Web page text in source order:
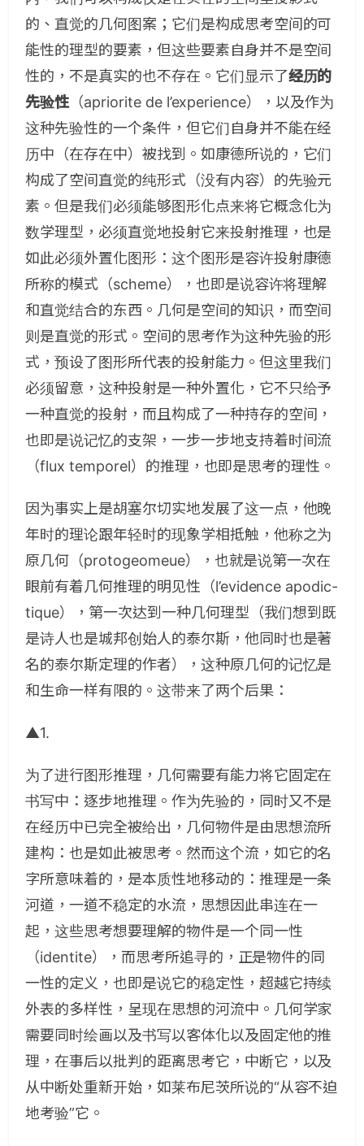
的、直觉的几何图案；它们是构成思考空间的可
能性的理型的要素，但这些要素自身并不是空间
性的，不是真实的也不存在。它们显示了经历的
先验性 （apriorite de l’experience），以及作为
这种先验性的一个条件，但它们自身并不能在经
历中（在存在中）被找到。如康德所说的，它们
构成了空间直觉的纯形式（没有内容）的先验元
素。但是我们必须能够图形化点来将它概念化为
数学理型，必须直觉地投射它来投射推理，也是
如此必须外置化图形：这个图形是容许投射康德
所称的模式（scheme），也即是说容许将理解
和直觉结合的东西。几何是空间的知识，而空间
则是直觉的形式。空间的思考作为这种先验的形
式，预设了图形所代表的投射能力。但这里我们
必须留意，这种投射是一种外置化，它不只给予
一种直觉的投射，而且构成了一种持存的空间，
也即是说记忆的支架，一步一步地支持着时间流
（flux temporel）的推理，也即是思考的理性。
因为事实上是胡塞尔切实地发展了这一点，他晚
年时的理论跟年轻时的现象学相抵触，他称之为
原几何（protogeomeue），也就是说第一次在
眼前有着几何推理的明见性（l’evidence apodic-
tique），第一次达到一种几何理型（我们想到既
是诗人也是城邦创始人的泰尔斯，他同时也是著
名的泰尔斯定理的作者），这种原几何的记忆是
和生命一样有限的。这带来了两个后果：
▲1.
为了进行图形推理，几何需要有能力将它固定在
书写中：逐步地推理。作为先验的，同时又不是
在经历中已完全被给出，几何物件是由思想流所
建构：也是如此被思考。然而这个流，如它的名
字所意味着的，是本质性地移动的：推理是一条
河道，一道不稳定的水流，思想因此串连在一
起，这些思考想要理解的物件是一个同一性
（identite），而思考所追寻的，正是物件的同
一性的定义，也即是说它的稳定性，超越它持续
外表的多样性，呈现在思想的河流中。几何学家
需要同时绘画以及书写以客体化以及固定他的推
理，在事后以批判的距离思考它，中断它，以及
从中断处重新开始，如莱布尼茨所说的“从容不迫
地考验”它。